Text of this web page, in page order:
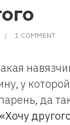
1 COMMENT
у
да
«Хочу